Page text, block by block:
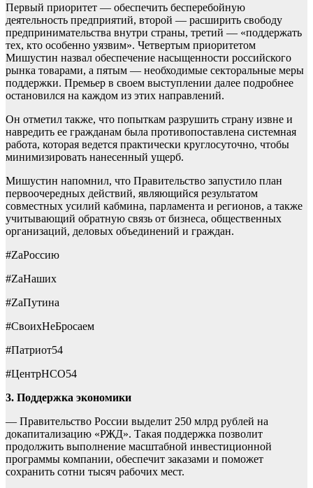
Первый приоритет ― обеспечить бесперебойную
деятельность предприятий, второй ― расширить свободу
предпринимательства внутри страны, третий ― «поддержать
тех, кто особенно уязвим». Четвертым приоритетом
Мишустин назвал обеспечение насыщенности российского
рынка товарами, а пятым ― необходимые секторальные меры
поддержки. Премьер в своем выступлении далее подробнее
остановился на каждом из этих направлений.
Он отметил также, что попыткам разрушить страну извне и
навредить ее гражданам была противопоставлена системная
работа, которая ведется практически круглосуточно, чтобы
минимизировать нанесенный ущерб.
Мишустин напомнил, что Правительство запустило план
первоочередных действий, являющийся результатом
совместных усилий кабмина, парламента и регионов, а также
учитывающий обратную связь от бизнеса, общественных
организаций, деловых объединений и граждан.
#ZаРоссию
#ZаНаших
#ZаПутина
#СвоихНеБросаем
#Патриот54
#ЦентрНСО54
3. Поддержка экономики
— Правительство России выделит 250 млрд рублей на
докапитализацию «РЖД». Такая поддержка позволит
продолжить выполнение масштабной инвестиционной
программы компании, обеспечит заказами и поможет
сохранить сотни тысяч рабочих мест.